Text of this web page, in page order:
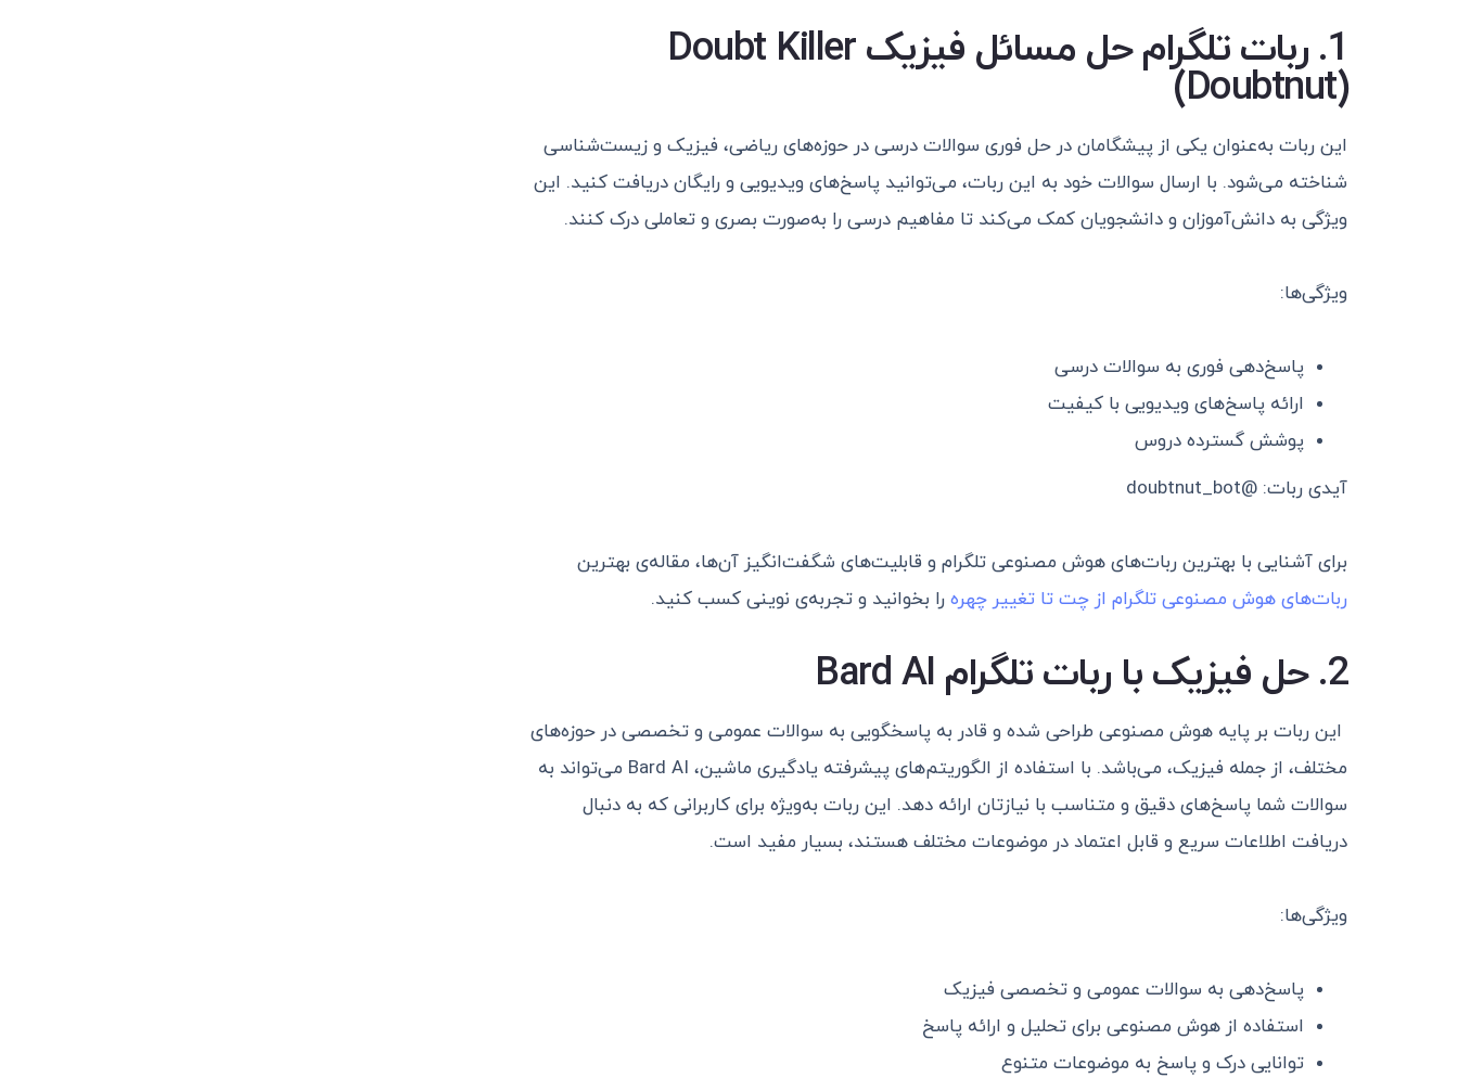
1. ربات تلگرام حل مسائل فیزیک Doubt Killer
(Doubtnut)
این ربات به‌عنوان یکی از پیشگامان در حل فوری سوالات درسی در حوزه‌های ریاضی، فیزیک و زیست‌شناسی
شناخته می‌شود. با ارسال سوالات خود به این ربات، می‌توانید پاسخ‌های ویدیویی و رایگان دریافت کنید. این
ویژگی به دانش‌آموزان و دانشجویان کمک می‌کند تا مفاهیم درسی را به‌صورت بصری و تعاملی درک کنند.
ویژگی‌ها:
پاسخ‌دهی فوری به سوالات درسی
ارائه پاسخ‌های ویدیویی با کیفیت
پوشش گسترده دروس
آیدی ربات: @doubtnut_bot
برای آشنایی با بهترین ربات‌های هوش مصنوعی تلگرام و قابلیت‌های شگفت‌انگیز آن‌ها، مقاله‌ی بهترین
ربات‌های هوش مصنوعی تلگرام از چت تا تغییر چهره را بخوانید و تجربه‌ی نوینی کسب کنید.
2. حل فیزیک با ربات تلگرام Bard AI
این ربات بر پایه هوش مصنوعی طراحی شده و قادر به پاسخگویی به سوالات عمومی و تخصصی در حوزه‌های
مختلف، از جمله فیزیک، می‌باشد. با استفاده از الگوریتم‌های پیشرفته یادگیری ماشین، Bard AI می‌تواند به
سوالات شما پاسخ‌های دقیق و متناسب با نیازتان ارائه دهد. این ربات به‌ویژه برای کاربرانی که به دنبال
دریافت اطلاعات سریع و قابل اعتماد در موضوعات مختلف هستند، بسیار مفید است.
ویژگی‌ها:
پاسخ‌دهی به سوالات عمومی و تخصصی فیزیک
استفاده از هوش مصنوعی برای تحلیل و ارائه پاسخ
توانایی درک و پاسخ به موضوعات متنوع